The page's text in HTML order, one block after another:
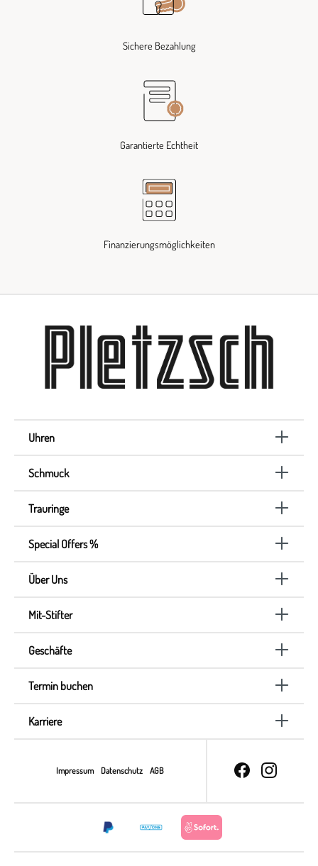
Sichere Bezahlung
Garantierte Echtheit
Finanzierungsmöglichkeiten
Uhren
Schmuck
Trauringe
Special Offers %
Über Uns
Mit-Stifter
Geschäfte
Termin buchen
Karriere
Impressum Datenschutz AGB